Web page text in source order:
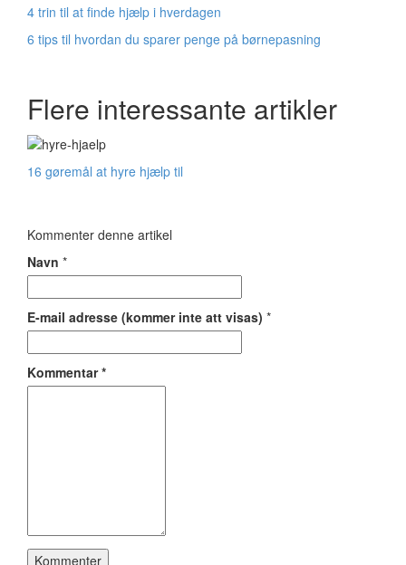
4 trin til at finde hjælp i hverdagen
6 tips til hvordan du sparer penge på børnepasning
Flere interessante artikler
16 gøremål at hyre hjælp til
Kommenter denne artikel
Navn *
E-mail adresse (kommer inte att visas) *
Kommentar*